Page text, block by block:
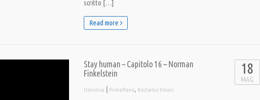
scritto […]
Read more
Stay human – Capitolo 16 – Norman
Finkelstein
francesca | PrimoPiano, Restiamo Umani
18
MAG